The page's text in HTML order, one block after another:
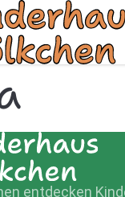
entdecken